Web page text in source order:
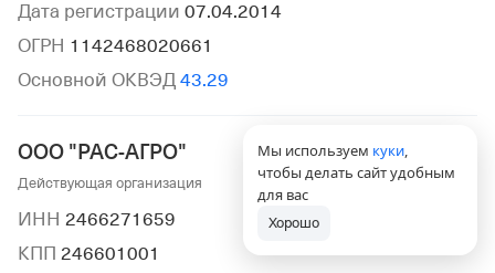
Дата регистрации 07.04.2014
ОГРН 1142468020661
Основной ОКВЭД 43.29
ООО "РАС-АГРО"
Действующая организация
ИНН 2466271659
КПП 246601001
Мы используем куки,
чтобы делать сайт удобным
для вас
Хорошо